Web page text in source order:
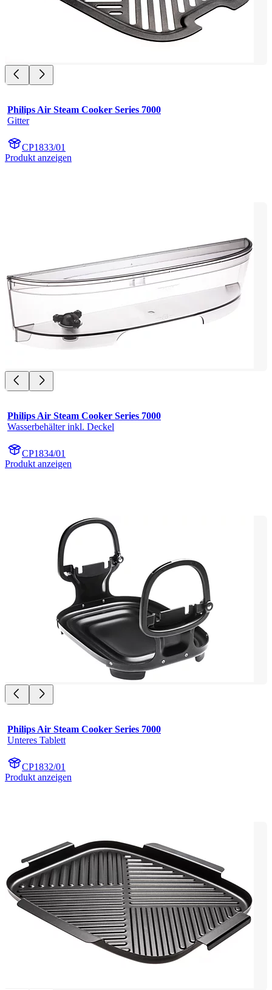
Philips Air Steam Cooker Series 7000
Gitter
CP1833/01
Produkt anzeigen
Philips Air Steam Cooker Series 7000
Wasserbehälter inkl. Deckel
CP1834/01
Produkt anzeigen
Philips Air Steam Cooker Series 7000
Unteres Tablett
CP1832/01
Produkt anzeigen